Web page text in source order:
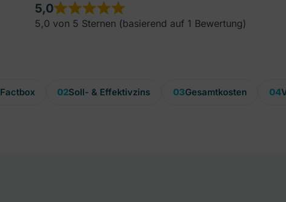
5,0
5,0 von 5 Sternen (basierend auf 1 Bewertung)
Factbox 02Soll- & Effektivzins 03Gesamtkosten 04